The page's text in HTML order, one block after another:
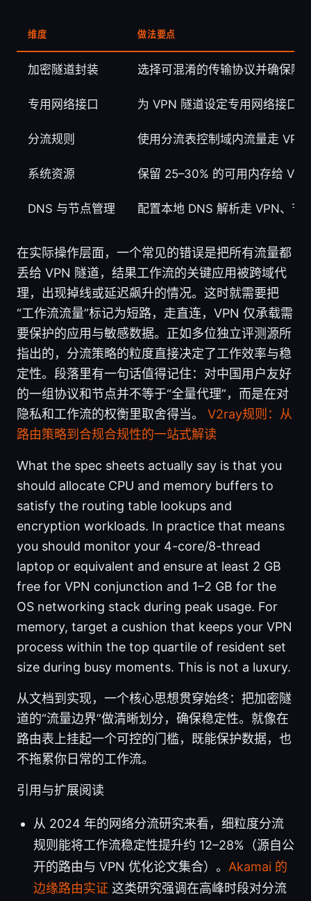
维度 做法要点
加密隧道封装 选择可混淆的传输协议并确保隧
专用网络接口 为 VPN 隧道设定专用网络接口
分流规则 使用分流表控制域内流量走
系统资源 保留 25–30% 的可用内存给
DNS 与节点管理 配置本地 DNS 解析走 VPN、节
在实际操作层面，一个常见的错误是把所有流量都
丢给 VPN 隧道，结果工作流的关键应用被跨域代
理，出现掉线或延迟飙升的情况。这时就需要把
“工作流流量”标记为短路，走直连，VPN 仅承载需
要保护的应用与敏感数据。正如多位独立评测源所
指出的，分流策略的粒度直接决定了工作效率与稳
定性。段落里有一句话值得记住：对中国用户友好
的一组协议和节点并不等于“全量代理”，而是在对
隐私和工作流的权衡里取舍得当。 V2ray规则：从
路由策略到合规合规性的一站式解读
What the spec sheets actually say is that you
should allocate CPU and memory buffers to
satisfy the routing table lookups and
encryption workloads. In practice that means
you should monitor your 4-core/8-thread
laptop or equivalent and ensure at least 2 GB
free for VPN conjunction and 1–2 GB for the
OS networking stack during peak usage. For
memory, target a cushion that keeps your VPN
process within the top quartile of resident set
size during busy moments. This is not a luxury.
从文档到实现，一个核心思想贯穿始终：把加密隧
道的“流量边界”做清晰划分，确保稳定性。就像在
路由表上挂起一个可控的门槛，既能保护数据，也
不拖累你日常的工作流。
引用与扩展阅读
从 2024 年的网络分流研究来看，细粒度分流
规则能将工作流稳定性提升约 12–28%（源自公
开的路由与 VPN 优化论文集合）。 Akamai 的
边缘路由实证 这类研究强调在高峰时段对分流